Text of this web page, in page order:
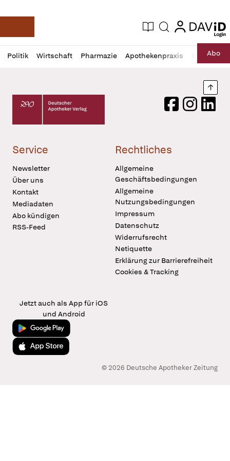
Deutsche Apotheker Zeitung
Aktuelle Ausgabe
Suche login
login
Politik Wirtschaft Pharmazie Apothekenpraxis RechtAbo
Profil
öffnen
Daz
Pur
Deutscher Apotheker Verlag Logo
FacebookInstagram
Service
Newsletter
Über uns
Kontakt
Mediadaten
Abo kündigen
RSS-Feed
Rechtliches
Allgemeine
Geschäftsbedingungen
Allgemeine
Nutzungsbedingungen
Impressum
Datenschutz
Widerrufsrecht
Netiquette
Erklärung zur Barrierefreiheit
Cookies & Tracking
Jetzt auch als App für iOS
und Android
Jetzt bei Google Play
Laden im App Store
© 2026 Deutsche Apotheker Zeitung